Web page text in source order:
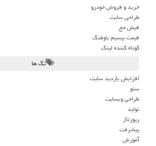
خرید و فروش خودرو
طراحی سایت
فیش حج
قیمت بیسیم باوفنگ
کوتاه کننده لینک
تگ ها
افزایش بازدید سایت
سئو
طراحی وبسایت
تولید
رپورتاژ
پیشرفت
آموزش